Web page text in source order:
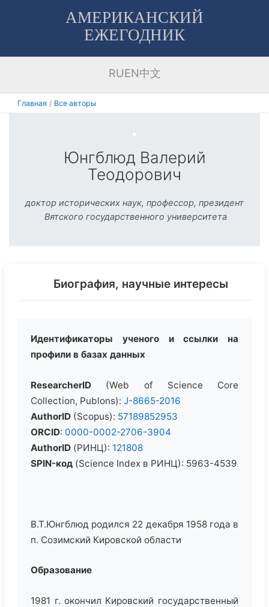
АМЕРИКАНСКИЙ
ЕЖЕГОДНИК
RUEN中文
Главная Все авторы
Юнгблюд Валерий
Теодорович
доктор исторических наук, профессор, президент
Вятского государственного университета
Биография, научные интересы
Идентификаторы ученого и ссылки на
профили в базах данных
ResearcherID (Web of Science Core
Collection, Publons):J-8665-2016
AuthorID (Scopus): 57189852953
ORCID: 0000-0002-2706-3904
AuthorID (РИНЦ): 121808
SPIN-код (Science Index в РИНЦ): 5963-4539
В.Т.Юнгблюд родился 22 декабря 1958 года в
п. Созимский Кировской области
Образование
1981 г. окончил Кировский государственный